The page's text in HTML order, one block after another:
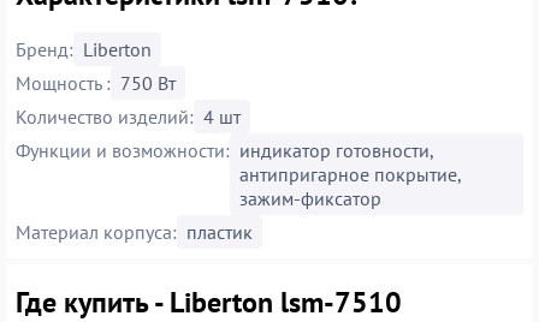
Бренд: Liberton
Мощность : 750 Вт
Количество изделий: 4 шт
Функции и возможности: индикатор готовности,
антипригарное покрытие,
зажим-фиксатор
Материал корпуса: пластик
Где купить - Liberton lsm-7510